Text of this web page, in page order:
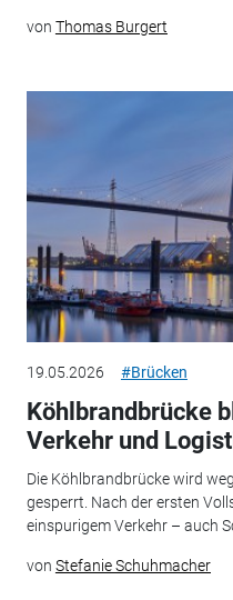
von Thomas Burgert
19.05.2026 #Brücken
Köhlbrandbrücke
Verkehr und
Die Köhlbrandbrücke wird
gesperrt. Nach der ersten
einspurigem Verkehr – auch
von Stefanie Schuhmacher